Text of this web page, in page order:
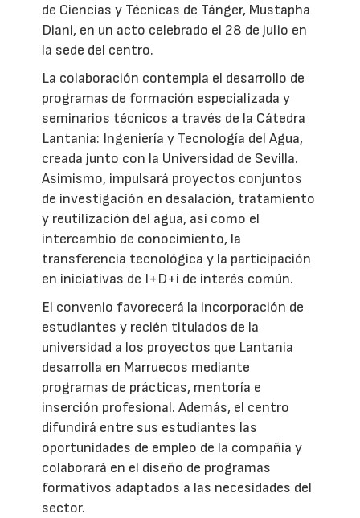
de Ciencias y Técnicas de Tánger, Mustapha
Diani, en un acto celebrado el 28 de julio en
la sede del centro.
La colaboración contempla el desarrollo de
programas de formación especializada y
seminarios técnicos a través de la Cátedra
Lantania: Ingeniería y Tecnología del Agua,
creada junto con la Universidad de Sevilla.
Asimismo, impulsará proyectos conjuntos
de investigación en desalación, tratamiento
y reutilización del agua, así como el
intercambio de conocimiento, la
transferencia tecnológica y la participación
en iniciativas de I+D+i de interés común.
El convenio favorecerá la incorporación de
estudiantes y recién titulados de la
universidad a los proyectos que Lantania
desarrolla en Marruecos mediante
programas de prácticas, mentoría e
inserción profesional. Además, el centro
difundirá entre sus estudiantes las
oportunidades de empleo de la compañía y
colaborará en el diseño de programas
formativos adaptados a las necesidades del
sector.